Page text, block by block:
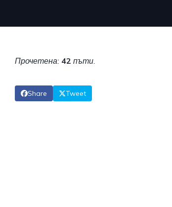
Прочетена: 42 пъти.
Share Tweet